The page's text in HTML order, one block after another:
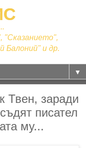
"Сказанието",
Балоний" и др.
▼
Твен, заради
писател
му...